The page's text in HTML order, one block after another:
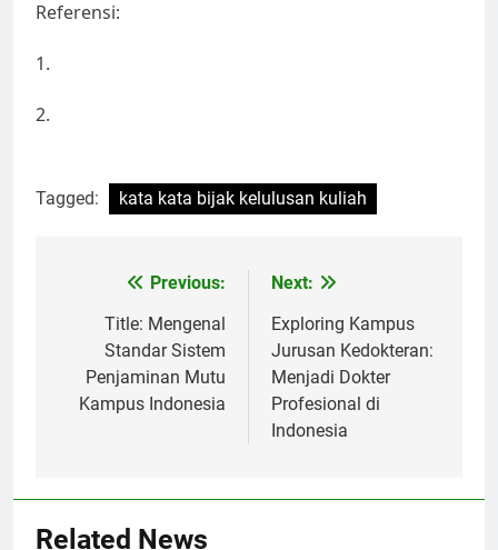
Referensi:
1.
2.
Tagged: kata kata bijak kelulusan kuliah
navigation
Previous:
Title: Mengenal
Standar Sistem
Penjaminan Mutu
Kampus Indonesia
Next:
Exploring Kampus
Jurusan Kedokteran:
Menjadi Dokter
Profesional di
Indonesia
Related News